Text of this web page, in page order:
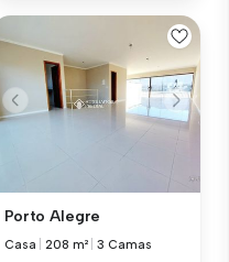
Porto Alegre
Casa |208 m² |3 Camas